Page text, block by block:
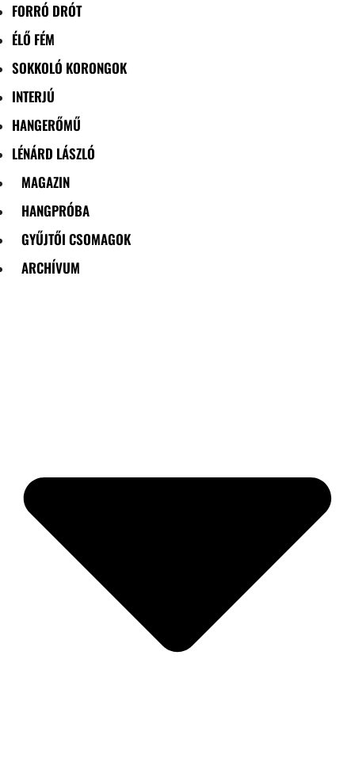
FORRÓ DRÓT
ÉLŐ FÉM
SOKKOLÓ KORONGOK
INTERJÚ
HANGERŐMŰ
LÉNÁRD LÁSZLÓ
MAGAZIN
HANGPRÓBA
GYŰJTŐI CSOMAGOK
ARCHÍVUM